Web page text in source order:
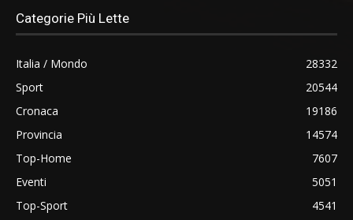
Categorie Più Lette
Italia / Mondo
28332
Sport
20544
Cronaca
19186
Provincia
14574
Top-Home
7607
Eventi
5051
Top-Sport
4541